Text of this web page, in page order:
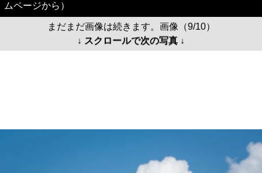
ムページから）
まだまだ画像は続きます。画像（9/10）
↓ スクロールで次の写真 ↓